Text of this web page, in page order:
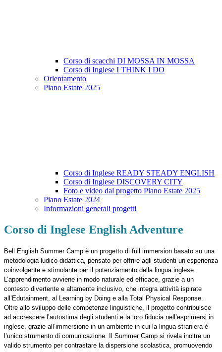
Corso di scacchi DI MOSSA IN MOSSA
Corso di Inglese I THINK I DO
Orientamento
Piano Estate 2025
Corso di Inglese READY STEADY ENGLISH
Corso di Inglese DISCOVERY CITY
Foto e video dal progetto Piano Estate 2025
Piano Estate 2024
Informazioni generali progetti
Corso di Inglese English Adventure
Bell English Summer Camp è un progetto di full immersion basato su una
metodologia ludico-didattica, pensato per offrire agli studenti un’esperienza
coinvolgente e stimolante per il potenziamento della lingua inglese.
L’apprendimento avviene in modo naturale ed efficace, grazie a un
contesto divertente e altamente inclusivo, che integra attività ispirate
all’Edutainment, al Learning by Doing e alla Total Physical Response.
Oltre allo sviluppo delle competenze linguistiche, il progetto contribuisce
ad accrescere l’autostima degli studenti e la loro fiducia nell’esprimersi in
inglese, grazie all’immersione in un ambiente in cui la lingua straniera è
l’unico strumento di comunicazione. Il Summer Camp si rivela inoltre un
valido strumento per contrastare la dispersione scolastica, promuovendo